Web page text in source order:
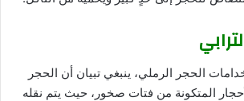
الحجر الرملي، ينبغي تبيان أن الحجر
المتكونة من فتات صخور، حيث يتم نقله